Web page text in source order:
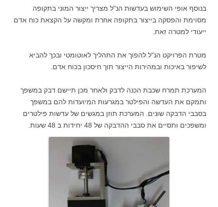
בנוסף אופי השימוש בעדשות הנ"ל מצריך ייצור המוני בתקופה
מסוימת והפסקה בייצור בתקופה אחרת ומקשה על הקצאת כוח אדם
ייעודי למטרה זאת.
מטרת הפרויקט הנ"ל להפוך את התהליך לאוטומטי ובכך להביא
לשיפור באיכות ובמהירות הייצור תוך חיסכון בכוח אדם.
המערכת תמרח שכבת הכנה לדבק ולאחר מכן תיישם דבק במשפך
ותמקם את העדשה והפילטר במגרעות המיועדות להם במשפך
בסבבי הדבקה שונים. המערכת תוזן במגשים של עדשות פילטרים
ומשפכים ותסיים את סבבי ההדבקה של 48 יחידות ב 48 שעות.